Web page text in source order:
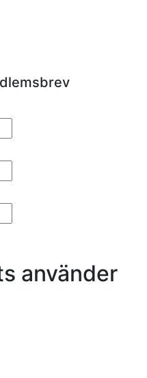
använder